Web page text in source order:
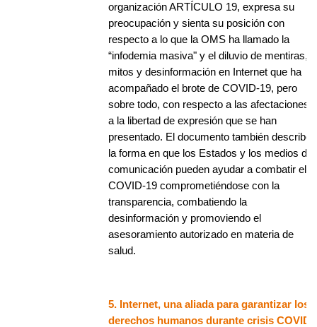
organización ARTÍCULO 19, expresa su
preocupación y sienta su posición con
respecto a lo que la OMS ha llamado la
“infodemia masiva" y el diluvio de mentiras,
mitos y desinformación en Internet que ha
acompañado el brote de COVID-19, pero
sobre todo, con respecto a las afectaciones
a la libertad de expresión que se han
presentado. El documento también describe
la forma en que los Estados y los medios de
comunicación pueden ayudar a combatir el
COVID-19 comprometiéndose con la
transparencia, combatiendo la
desinformación y promoviendo el
asesoramiento autorizado en materia de
salud.
5. Internet, una aliada para garantizar los
derechos humanos durante crisis COVID-